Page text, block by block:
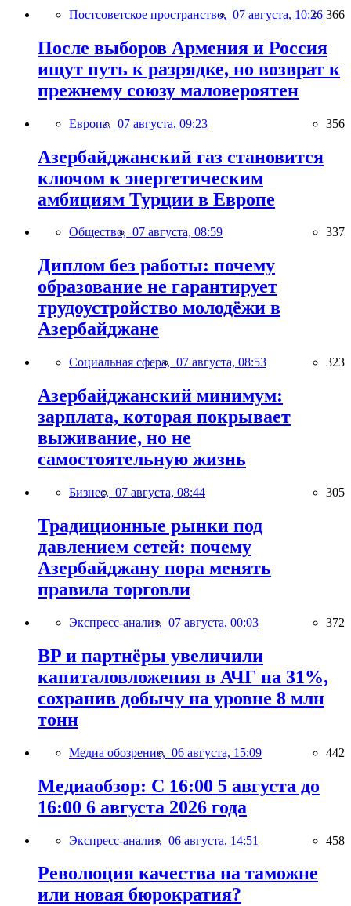
Постсоветское пространство, 07 августа, 10:26 366
После выборов Армения и Россия
ищут путь к разрядке, но возврат к
прежнему союзу маловероятен
Европа, 07 августа, 09:23 356
Азербайджанский газ становится
ключом к энергетическим
амбициям Турции в Европе
Общество, 07 августа, 08:59 337
Диплом без работы: почему
образование не гарантирует
трудоустройство молодёжи в
Азербайджане
Социальная сфера, 07 августа, 08:53 323
Азербайджанский минимум:
зарплата, которая покрывает
выживание, но не
самостоятельную жизнь
Бизнес, 07 августа, 08:44 305
Традиционные рынки под
давлением сетей: почему
Азербайджану пора менять
правила торговли
Экспресс-анализ, 07 августа, 00:03 372
BP и партнёры увеличили
капиталовложения в АЧГ на 31%,
сохранив добычу на уровне 8 млн
тонн
Медиа обозрение, 06 августа, 15:09 442
Медиаобзор: С 16:00 5 августа до
16:00 6 августа 2026 года
Экспресс-анализ, 06 августа, 14:51 458
Революция качества на таможне
или новая бюрократия?